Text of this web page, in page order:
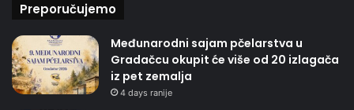
Preporučujemo
Međunarodni sajam pčelarstva u
Gradačcu okupit će više od 20 izlagača
iz pet zemalja
4 days ranije